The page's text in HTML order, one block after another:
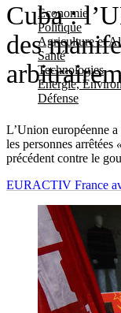
Economie
Politique
Agriculture et
Santé
Technologies
Energie,
Défense
Cuba :
des
L’Union européenne
les personnes arrêtées
précédent contre le
EURACTIV France